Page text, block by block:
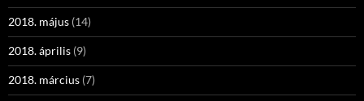
2018. május (14)
2018. április (9)
2018. március (7)